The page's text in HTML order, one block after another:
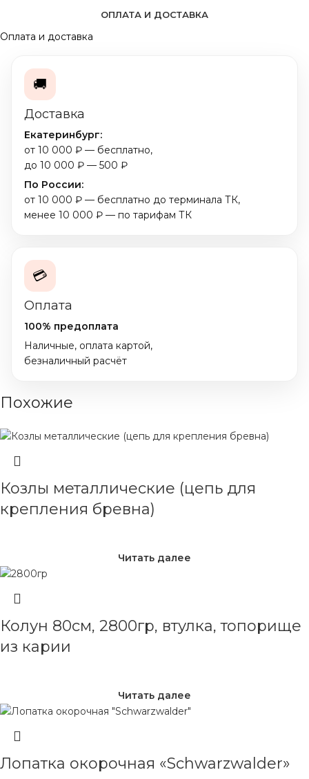
ОПЛАТА И ДОСТАВКА
Оплата и доставка
🚚
Доставка
Екатеринбург:
от 10 000 ₽ — бесплатно,
до 10 000 ₽ — 500 ₽
По России:
от 10 000 ₽ — бесплатно до терминала ТК,
менее 10 000 ₽ — по тарифам ТК
💳
Оплата
100% предоплата
Наличные, оплата картой,
безналичный расчёт
Похожие
Козлы металлические (цепь для
крепления бревна)
Читать далее
Колун 80см, 2800гр, втулка, топорище
из карии
Читать далее
Лопатка окорочная «Schwarzwalder»